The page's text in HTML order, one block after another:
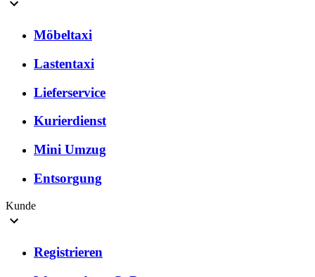
Möbeltaxi
Lastentaxi
Lieferservice
Kurierdienst
Mini Umzug
Entsorgung
Kunde
Registrieren